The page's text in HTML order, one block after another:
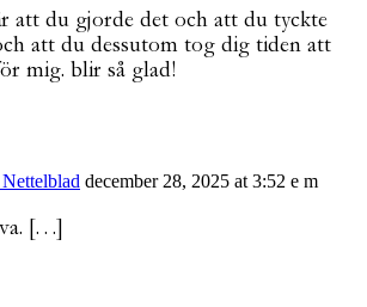
att du gjorde det och att du tyckte
att du dessutom tog dig tiden att
mig. blir så glad!
december 28, 2025 at 3:52 e m
[…]